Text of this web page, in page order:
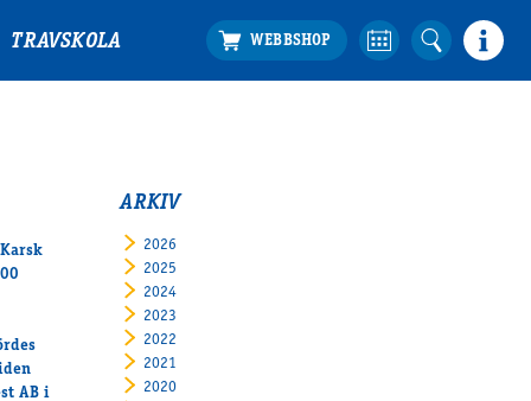
TRAVSKOLA
AB i
ARKIV
2026
2025
2024
2023
2022
2021
2020